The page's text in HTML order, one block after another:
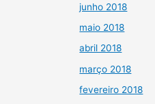
junho 2018
maio 2018
abril 2018
março 2018
fevereiro 2018